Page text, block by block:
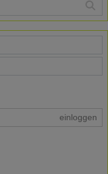
einloggen